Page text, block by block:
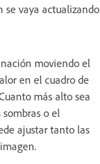
se vaya actualizando
moviendo el
en el cuadro de
más alto sea
o el
ajustar tanto las